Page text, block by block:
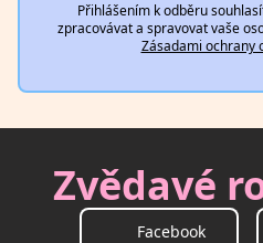
Přihlášením k odběru
zpracovávat a spravovat vaše
Zásadami ochrany
Zvědavé
Facebook